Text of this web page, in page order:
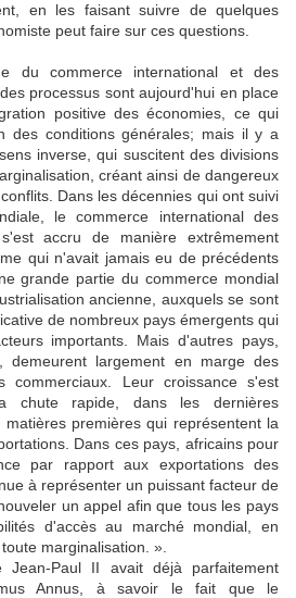
en les faisant suivre de quelques
peut faire sur ces questions.
du commerce international et des
processus sont aujourd'hui en place
positive des économies, ce qui
des conditions générales; mais il y a
inverse, qui suscitent des divisions
créant ainsi de dangereux
Dans les décennies qui ont suivi
le commerce international des
accru de manière extrêmement
qui n'avait jamais eu de précédents
grande partie du commerce mondial
ancienne, auxquels se sont
de nombreux pays émergents qui
importants. Mais d'autres pays,
largement en marge des
commerciaux. Leur croissance s'est
chute rapide, dans les dernières
premières qui représentent la
Dans ces pays, africains pour
par rapport aux exportations des
à représenter un puissant facteur de
un appel afin que tous les pays
d'accès au marché mondial, en
marginalisation. ».
Paul II avait déjà parfaitement
Annus, à savoir le fait que le